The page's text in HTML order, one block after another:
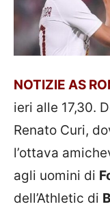
NOTIZIE AS
ieri alle 17,30.
Renato Curi,
l’ottava
agli uomini di
dell’Athletic di